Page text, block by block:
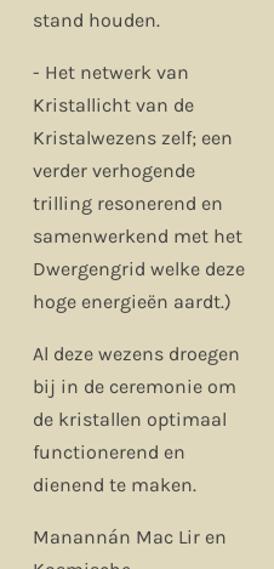
stand houden.
- Het netwerk van
Kristallicht van de
Kristalwezens zelf; een
verder verhogende
trilling resonerend en
samenwerkend met het
Dwergengrid welke deze
hoge energieën aardt.)
Al deze wezens droegen
bij in de ceremonie om
de kristallen optimaal
functionerend en
dienend te maken.
Manannán Mac Lir en